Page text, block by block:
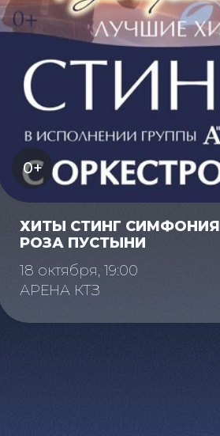
0+
ХИТЫ СТИНГ СИМФОНИЯ
РОЗА ПУСТЫНИ
18 октября, 19:00
АРЕНА КТЗ